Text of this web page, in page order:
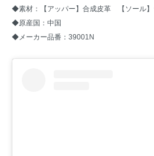
◆素材：【アッパー】合成皮革 【ソール
◆原産国：中国
◆メーカー品番：39001N